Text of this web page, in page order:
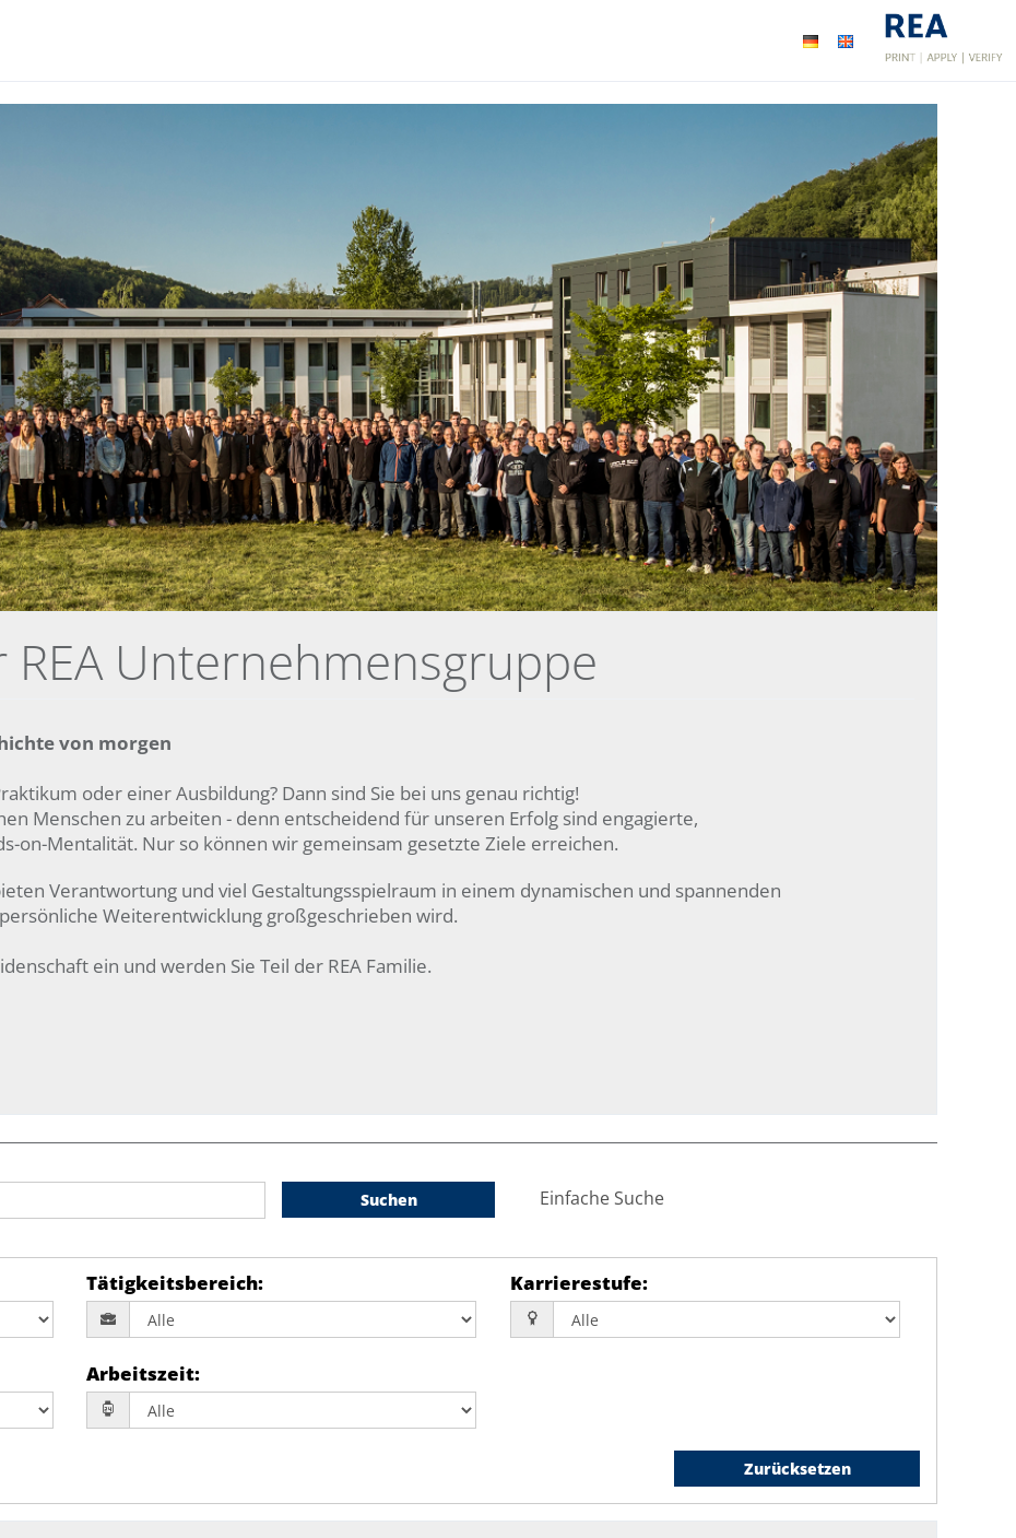
Unternehmensgruppe
von morgen
oder einer Ausbildung? Dann sind Sie bei uns genau richtig!
Menschen zu arbeiten - denn entscheidend für unseren Erfolg sind engagierte,
on-Mentalität. Nur so können wir gemeinsam gesetzte Ziele erreichen.
Verantwortung und viel Gestaltungsspielraum in einem dynamischen und spannenden
Weiterentwicklung großgeschrieben wird.
ein und werden Sie Teil der REA Familie.
Suchen Einfache Suche
Tätigkeitsbereich: Karrierestufe:
Arbeitszeit:
Zurücksetzen